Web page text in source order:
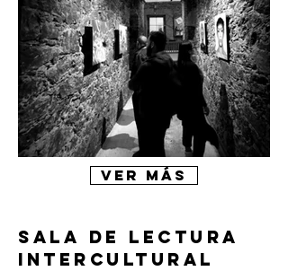
VER MÁS
SALA DE LECTURA
intercultural